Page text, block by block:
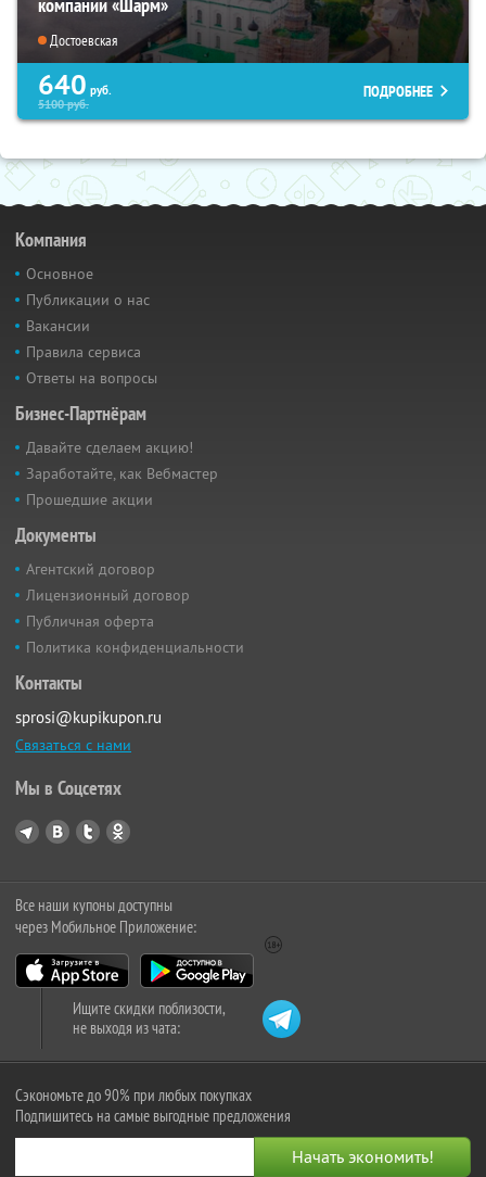
компании «Шарм»
Достоевская
640 руб.
5100руб.
ПОДРОБНЕЕ
Компания
Основное
Публикации о нас
Вакансии
Правила сервиса
Ответы на вопросы
Бизнес-Партнёрам
Давайте сделаем акцию!
Заработайте, как Вебмастер
Прошедшие акции
Документы
Агентский договор
Лицензионный договор
Публичная оферта
Политика конфиденциальности
Контакты
sprosi@kupikupon.ru
Связаться с нами
Мы в Соцсетях
Все наши купоны доступны
через Мобильное Приложение:
Ищите скидки поблизости,
не выходя из чата:
Сэкономьте до 90% при любых покупках
Подпишитесь на самые выгодные предложения